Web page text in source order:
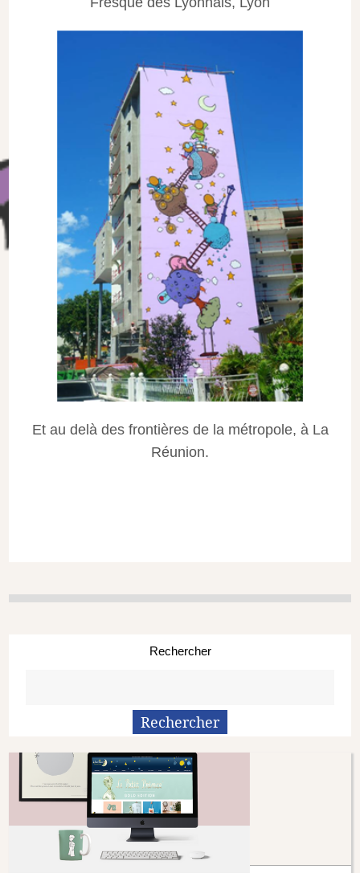
Et au delà des frontières de la métropole, à La
Réunion.
Rechercher